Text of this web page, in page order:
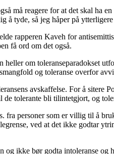
må reagere for at det skal
å tyde, så jeg håper på
rapperen Kaveh for
få ord om det også.
om toleranseparadokset
og toleranse overfor
avskaffelse. For å
tolerante bli tilintetgjort, og
personer som er villig til å
ved at det ikke godtar
og ikke bør godta intoleranse og